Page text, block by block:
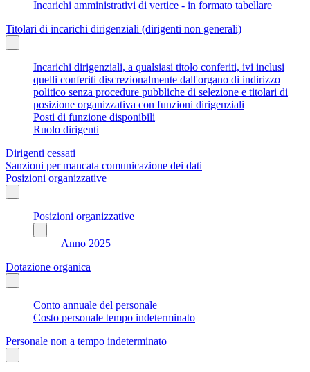
Incarichi amministrativi di vertice - in formato tabellare
Titolari di incarichi dirigenziali (dirigenti non generali)
Incarichi dirigenziali, a qualsiasi titolo conferiti, ivi inclusi
quelli conferiti discrezionalmente dall'organo di indirizzo
politico senza procedure pubbliche di selezione e titolari di
posizione organizzativa con funzioni dirigenziali
Posti di funzione disponibili
Ruolo dirigenti
Dirigenti cessati
Sanzioni per mancata comunicazione dei dati
Posizioni organizzative
Posizioni organizzative
Anno 2025
Dotazione organica
Conto annuale del personale
Costo personale tempo indeterminato
Personale non a tempo indeterminato